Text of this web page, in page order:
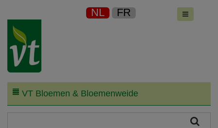
NL FR
VT Bloemen & Bloemenweide